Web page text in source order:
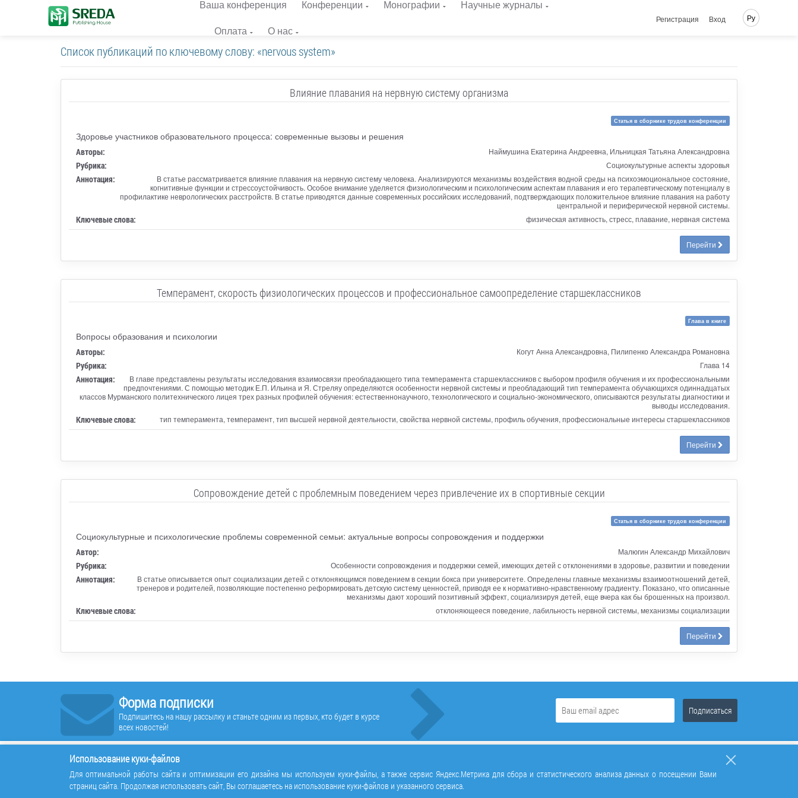
Ваша конференция Конференции Монографии
Научные журналы
Оплата
О нас
Регистрация Вход Ру
Список публикаций по ключевому слову: «nervous system»
Влияние плавания на нервную систему организма
Статья в сборнике трудов конференции
Здоровье участников образовательного процесса: современные вызовы и решения
Авторы: Наймушина Екатерина Андреевна, Ильницкая Татьяна Александровна
Рубрика: Социокультурные аспекты здоровья
Аннотация:
В статье рассматривается влияние плавания на нервную систему человека. Анализируются механизмы воздействия водной среды на психоэмоциональное состояние,
когнитивные функции и стрессоустойчивость. Особое внимание уделяется физиологическим и психологическим аспектам плавания и его терапевтическому потенциалу в
профилактике неврологических расстройств. В статье приводятся данные современных российских исследований, подтверждающих положительное влияние плавания на работу
центральной и периферической нервной системы.
Ключевые слова: физическая активность, стресс, плавание, нервная система
Перейти
Темперамент, скорость физиологических процессов и профессиональное самоопределение старшеклассников
Глава в книге
Вопросы образования и психологии
Авторы: Когут Анна Александровна, Пилипенко Александра Романовна
Рубрика: Глава 14
Аннотация:
В главе представлены результаты исследования взаимосвязи преобладающего типа темперамента старшеклассников с выбором профиля обучения и их профессиональными
предпочтениями. С помощью методик Е.П. Ильина и Я. Стреляу определяются особенности нервной системы и преобладающий тип темперамента обучающихся одиннадцатых
классов Мурманского политехнического лицея трех разных профилей обучения: естественнонаучного, технологического и социально-экономического, описываются результаты диагностики и
выводы исследования.
Ключевые слова: тип темперамента, темперамент, тип высшей нервной деятельности, свойства нервной системы, профиль обучения, профессиональные интересы старшеклассников
Перейти
Сопровождение детей с проблемным поведением через привлечение их в спортивные секции
Статья в сборнике трудов конференции
Социокультурные и психологические проблемы современной семьи: актуальные вопросы сопровождения и поддержки
Автор: Малюгин Александр Михайлович
Рубрика: Особенности сопровождения и поддержки семей, имеющих детей с отклонениями в здоровье, развитии и поведении
Аннотация:
В статье описывается опыт социализации детей с отклоняющимся поведением в секции бокса при университете. Определены главные механизмы взаимоотношений детей,
тренеров и родителей, позволяющие постепенно реформировать детскую систему ценностей, приводя ее к нормативно-нравственному градиенту. Показано, что описанные
механизмы дают хороший позитивный эффект, социализируя детей, еще вчера как бы брошенных на произвол.
Ключевые слова: отклоняющееся поведение, лабильность нервной системы, механизмы социализации
Перейти
Форма подписки
Подпишитесь на нашу рассылку и станьте одним из первых, кто будет в курсе
всех новостей!
Использование куки-файлов
Для оптимальной работы сайта и оптимизации его дизайна мы используем куки-файлы, а также сервис Яндекс.Метрика для сбора и статистического анализа данных о посещении Вами
страниц сайта. Продолжая использовать сайт, Вы соглашаетесь на использование куки-файлов и указанного сервиса.